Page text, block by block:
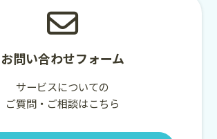
お問い合わせフォーム
サービスについての
ご質問・ご相談はこちら